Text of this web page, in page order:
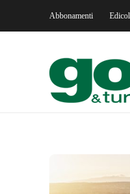
Abbonamenti